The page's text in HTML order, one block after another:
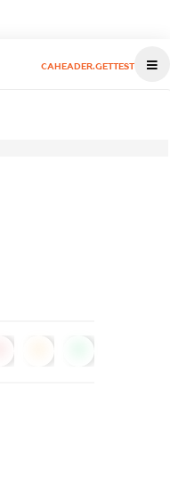
CAHEADER.GETTEST